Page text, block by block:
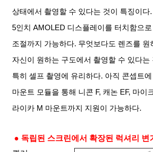
상태에서 촬영할 수 있다는 것이 특징이다.
5인치 AMOLED 디스플레이를 터치함으
조절까지 가능하다. 무엇보다도 렌즈를 원
자신이 원하는 구도에서 촬영할 수 있다는
특히 셀프 촬영에 유리하다. 아직 콘셉트
마운트 모듈을 통해 니콘 F,캐논 EF, 마이
라이카 M 마운트까지 지원이 가능하다.
● 독립된 스크린에서 확장된 럭셔리 변